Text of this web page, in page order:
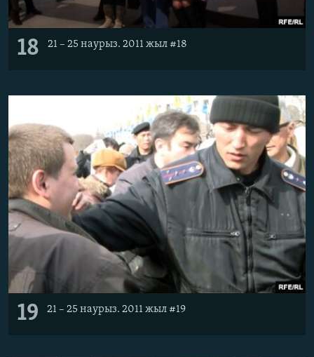
18 21 – 25 наурыз. 2011 жыл #18
19 21 – 25 наурыз. 2011 жыл #19